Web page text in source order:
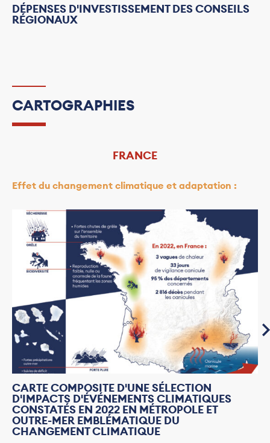
DÉPENSES D'INVESTISSEMENT DES CONSEILS
RÉGIONAUX
CARTOGRAPHIES
FRANCE
Effet du changement climatique et adaptation :
CARTE COMPOSITE D'UNE SÉLECTION
D'IMPACTS D'ÉVÉNEMENTS CLIMATIQUES
CONSTATÉS EN 2022 EN MÉTROPOLE ET
OUTRE-MER EMBLÉMATIQUE DU
CHANGEMENT CLIMATIQUE